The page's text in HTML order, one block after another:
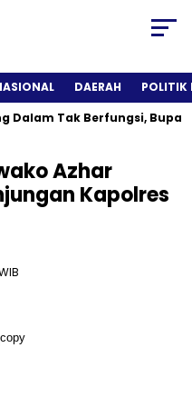
DAERAH
POLITIK
Dalam Tak Berfungsi,
Azhar
Kapolres